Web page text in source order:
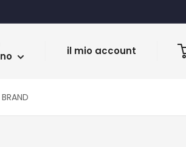
il mio account
BRAND